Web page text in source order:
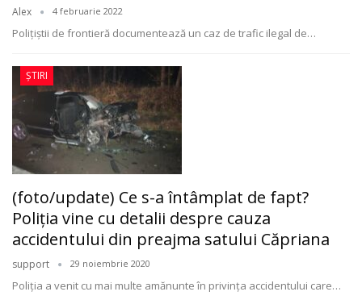
Alex 4 februarie 2022
Polițiștii de frontieră documentează un caz de trafic ilegal de…
ȘTIRI
(foto/update) Ce s-a întâmplat de fapt?
Poliția vine cu detalii despre cauza
accidentului din preajma satului Căpriana
support 29 noiembrie 2020
Poliția a venit cu mai multe amănunte în privința accidentului care…